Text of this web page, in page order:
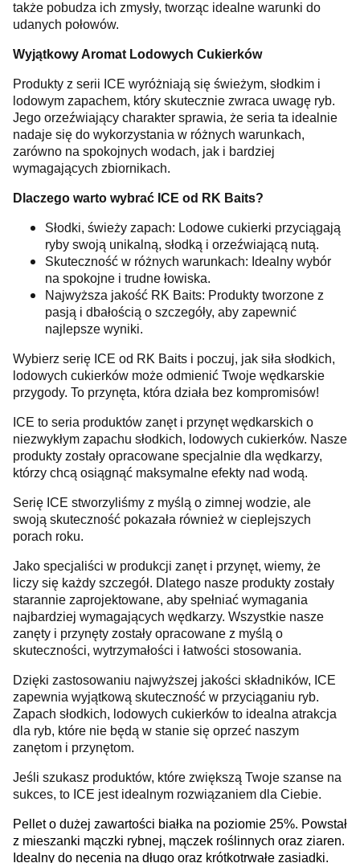
także pobudza ich zmysły, tworząc idealne warunki do
udanych połowów.
Wyjątkowy Aromat Lodowych Cukierków
Produkty z serii ICE wyróżniają się świeżym, słodkim i
lodowym zapachem, który skutecznie zwraca uwagę ryb.
Jego orzeźwiający charakter sprawia, że seria ta idealnie
nadaje się do wykorzystania w różnych warunkach,
zarówno na spokojnych wodach, jak i bardziej
wymagających zbiornikach.
Dlaczego warto wybrać ICE od RK Baits?
Słodki, świeży zapach: Lodowe cukierki przyciągają
ryby swoją unikalną, słodką i orzeźwiającą nutą.
Skuteczność w różnych warunkach: Idealny wybór
na spokojne i trudne łowiska.
Najwyższa jakość RK Baits: Produkty tworzone z
pasją i dbałością o szczegóły, aby zapewnić
najlepsze wyniki.
Wybierz serię ICE od RK Baits i poczuj, jak siła słodkich,
lodowych cukierków może odmienić Twoje wędkarskie
przygody. To przynęta, która działa bez kompromisów!
ICE to seria produktów zanęt i przynęt wędkarskich o
niezwykłym zapachu słodkich, lodowych cukierków. Nasze
produkty zostały opracowane specjalnie dla wędkarzy,
którzy chcą osiągnąć maksymalne efekty nad wodą.
Serię ICE stworzyliśmy z myślą o zimnej wodzie, ale
swoją skuteczność pokazała również w cieplejszych
porach roku.
Jako specjaliści w produkcji zanęt i przynęt, wiemy, że
liczy się każdy szczegół. Dlatego nasze produkty zostały
starannie zaprojektowane, aby spełniać wymagania
najbardziej wymagających wędkarzy. Wszystkie nasze
zanęty i przynęty zostały opracowane z myślą o
skuteczności, wytrzymałości i łatwości stosowania.
Dzięki zastosowaniu najwyższej jakości składników, ICE
zapewnia wyjątkową skuteczność w przyciąganiu ryb.
Zapach słodkich, lodowych cukierków to idealna atrakcja
dla ryb, które nie będą w stanie się oprzeć naszym
zanętom i przynętom.
Jeśli szukasz produktów, które zwiększą Twoje szanse na
sukces, to ICE jest idealnym rozwiązaniem dla Ciebie.
Pellet o dużej zawartości białka na poziomie 25%. Powstał
z mieszanki mączki rybnej, mączek roślinnych oraz ziaren.
Idealny do nęcenia na długo oraz krótkotrwałe zasiadki.